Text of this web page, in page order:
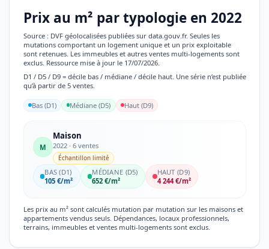
Prix au m² par typologie en 2022
Source : DVF géolocalisées publiées sur data.gouv.fr. Seules les
mutations comportant un logement unique et un prix exploitable
sont retenues. Les immeubles et autres ventes multi-logements sont
exclus. Ressource mise à jour le 17/07/2026.
D1 / D5 / D9 = décile bas / médiane / décile haut. Une série n’est publiée
qu’à partir de 5 ventes.
Bas (D1) Médiane (D5) Haut (D9)
M
Maison
2022 · 6 ventes
Échantillon limité
BAS (D1)
105 €/m²
MÉDIANE (D5)
652 €/m²
HAUT (D9)
4 244 €/m²
Les prix au m² sont calculés mutation par mutation sur les maisons et
appartements vendus seuls. Dépendances, locaux professionnels,
terrains, immeubles et ventes multi-logements sont exclus.